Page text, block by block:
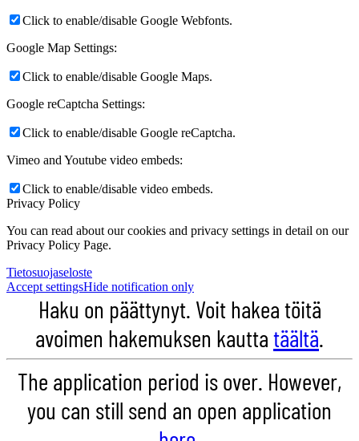
Click to enable/disable Google Webfonts.
Google Map Settings:
Click to enable/disable Google Maps.
Google reCaptcha Settings:
Click to enable/disable Google reCaptcha.
Vimeo and Youtube video embeds:
Click to enable/disable video embeds.
Privacy Policy
You can read about our cookies and privacy settings in detail on our
Privacy Policy Page.
Tietosuojaseloste
Accept settingsHide notification only
Haku on päättynyt. Voit hakea töitä
avoimen hakemuksen kauttatäältä.
The application period is over. However,
you can still send an open application